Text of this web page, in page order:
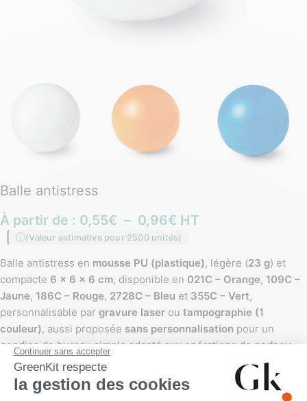
Balle antistress
À partir de : 0,55€ – 0,96€ HT
(Valeur estimative pour 2500 unités)
Balle antistress en mousse PU (plastique), légère (23 g) et
compacte 6 x 6 x 6 cm, disponible en 021C – Orange, 109C –
Jaune, 186C – Rouge, 2728C – Bleu et 355C – Vert,
personnalisable par gravure laser ou tampographie (1
couleur), aussi proposée sans personnalisation pour un
goodies de bureau simple adapté aux opérations de cadeau
QVTetcadeaux télétravail
COULEUR